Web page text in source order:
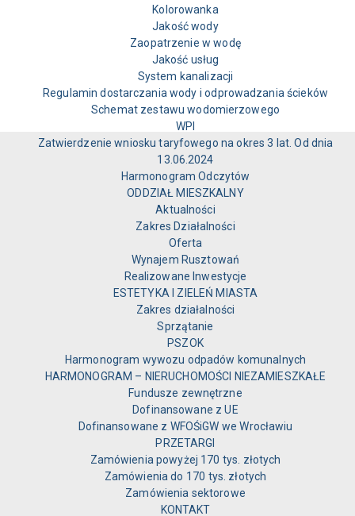
Kolorowanka
Jakość wody
Zaopatrzenie w wodę
Jakość usług
System kanalizacji
Regulamin dostarczania wody i odprowadzania ścieków
Schemat zestawu wodomierzowego
WPI
Zatwierdzenie wniosku taryfowego na okres 3 lat. Od dnia
13.06.2024
Harmonogram Odczytów
ODDZIAŁ MIESZKALNY
Aktualności
Zakres Działalności
Oferta
Wynajem Rusztowań
Realizowane Inwestycje
ESTETYKA I ZIELEŃ MIASTA
Zakres działalności
Sprzątanie
PSZOK
Harmonogram wywozu odpadów komunalnych
HARMONOGRAM – NIERUCHOMOŚCI NIEZAMIESZKAŁE
Fundusze zewnętrzne
Dofinansowane z UE
Dofinansowane z WFOŚiGW we Wrocławiu
PRZETARGI
Zamówienia powyżej 170 tys. złotych
Zamówienia do 170 tys. złotych
Zamówienia sektorowe
KONTAKT